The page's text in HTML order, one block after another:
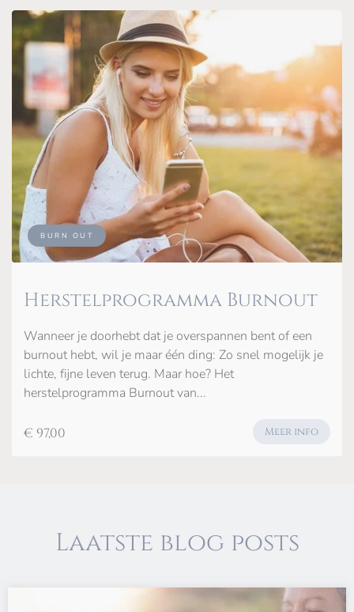
BURN OUT
Herstelprogramma Burnout
Wanneer je doorhebt dat je overspannen bent of een
burnout hebt, wil je maar één ding: Zo snel mogelijk je
lichte, fijne leven terug. Maar hoe? Het
herstelprogramma Burnout van...
€ 97,00 Meer info
Laatste blog posts